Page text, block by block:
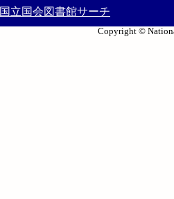
国立国会図書館サーチ
Copyright ©